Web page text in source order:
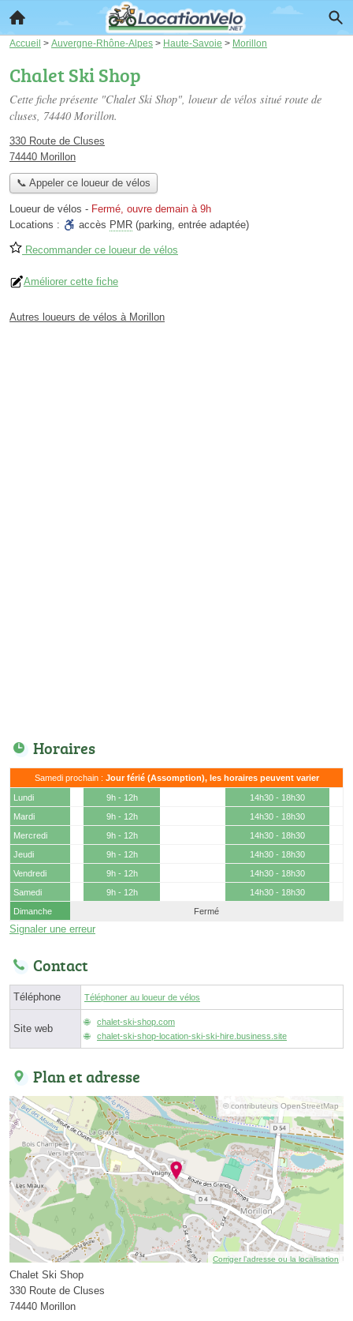
Accueil > Auvergne-Rhône-Alpes > Haute-Savoie > Morillon
Chalet Ski Shop
Cette fiche présente "Chalet Ski Shop", loueur de vélos situé route de
cluses, 74440 Morillon.
330 Route de Cluses
74440 Morillon
📞 Appeler ce loueur de vélos
Loueur de vélos - Fermé, ouvre demain à 9h
Locations :
accès PMR (parking, entrée adaptée)
Recommander ce loueur de vélos
Améliorer cette fiche
Autres loueurs de vélos à Morillon
Horaires
Samedi prochain : Jour férié (Assomption), les horaires peuvent varier
Lundi 9h - 12h
14h30 - 18h30
Mardi
9h - 12h
14h30 - 18h30
Mercredi
9h - 12h
14h30 - 18h30
Jeudi
9h - 12h
14h30 - 18h30
Vendredi
9h - 12h
14h30 - 18h30
Samedi
9h - 12h
14h30 - 18h30
Dimanche
Fermé
Signaler une erreur
Contact
Téléphone Téléphoner au loueur de vélos
Site web
chalet-ski-shop.com
chalet-ski-shop-location-ski-ski-hire.business.site
Plan et adresse
© contributeurs OpenStreetMap
Corriger l’adresse ou la localisation
Chalet Ski Shop
330 Route de Cluses
74440 Morillon